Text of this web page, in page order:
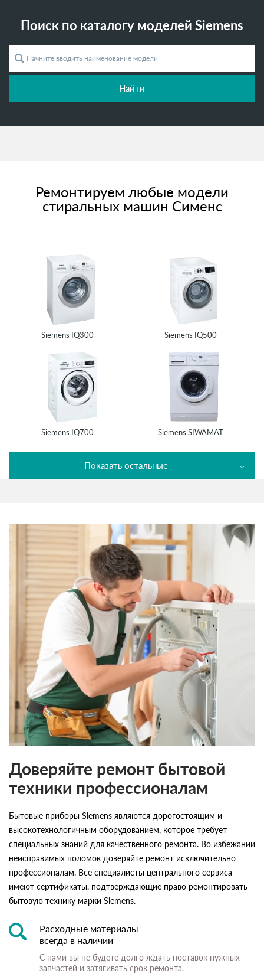
Поиск по каталогу моделей Siemens
Найти
Ремонтируем любые модели
стиральных машин Сименс
Siemens IQ300 Siemens IQ500
Siemens IQ700 Siemens SIWAMAT
Показать остальные
Доверяйте ремонт бытовой
техники профессионалам
Бытовые приборы Siemens являются дорогостоящим и
высокотехнологичным оборудованием, которое требует
специальных знаний для качественного ремонта. Во избежании
неисправимых поломок доверяйте ремонт исключительно
профессионалам. Все специалисты центрального сервиса
имеют сертификаты, подтверждающие право ремонтировать
бытовую технику марки Siemens.
Расходные материалы
всегда в наличии
С нами вы не будете долго ждать поставок нужных
запчастей и затягивать срок ремонта.